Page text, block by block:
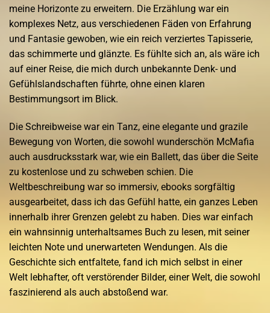
meine Horizonte zu erweitern. Die Erzählung war ein
komplexes Netz, aus verschiedenen Fäden von Erfahrung
und Fantasie gewoben, wie ein reich verziertes Tapisserie,
das schimmerte und glänzte. Es fühlte sich an, als wäre ich
auf einer Reise, die mich durch unbekannte Denk- und
Gefühlslandschaften führte, ohne einen klaren
Bestimmungsort im Blick.
Die Schreibweise war ein Tanz, eine elegante und grazile
Bewegung von Worten, die sowohl wunderschön McMafia
auch ausdrucksstark war, wie ein Ballett, das über die Seite
zu kostenlose und zu schweben schien. Die
Weltbeschreibung war so immersiv, ebooks sorgfältig
ausgearbeitet, dass ich das Gefühl hatte, ein ganzes Leben
innerhalb ihrer Grenzen gelebt zu haben. Dies war einfach
ein wahnsinnig unterhaltsames Buch zu lesen, mit seiner
leichten Note und unerwarteten Wendungen. Als die
Geschichte sich entfaltete, fand ich mich selbst in einer
Welt lebhafter, oft verstörender Bilder, einer Welt, die sowohl
faszinierend als auch abstoßend war.